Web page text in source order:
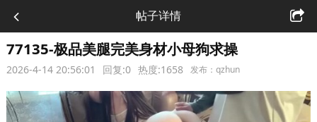
帖子详情
77135-极品美腿完美身材小母狗求操
2026-4-14 20:56:01 回复:0 热度:1658 发布：qzhun